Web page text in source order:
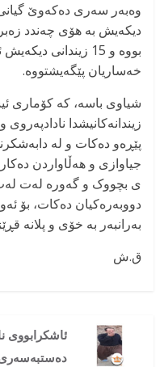
وەبەر سەری دەکەوێ
دیکەیش بە هۆی چەندد
بووە و 15 زیندانی
خەساریان پێگەیشتووە.
شیاوی باسە، کە کۆماری
زیندانەکانیشدا
پێڕەو دەکات و لە
جیاوازی و هەڵاواردن
ی بچووک و گەورە لەت
دووبەرەکیان دەکات، بۆ
بەرانبەر بە خۆی و پلانە
ق.ش
ئاشکرابووی